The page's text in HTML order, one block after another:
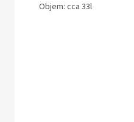
Objem: cca 33l